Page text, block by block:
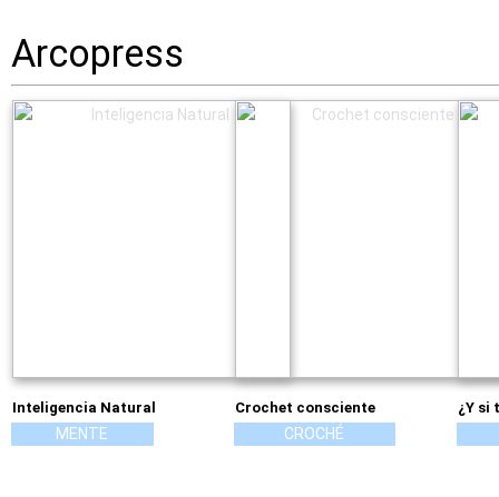
Arcopress
Inteligencia Natural
MENTE
Crochet consciente
CROCHÉ
¿Y si